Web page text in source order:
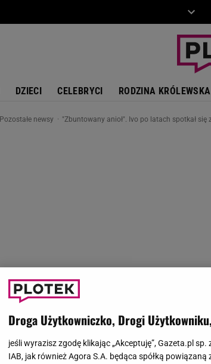
DZIECI CELEBRYCI RODZINA KRÓLEWSKA
Pozostałe newsy "Zbuntowany anioł". Ivo po latach spotkał się
Droga Użytkowniczko, Drogi Użytkowniku,
jeśli wyrazisz zgodę klikając „Akceptuję”, Gazeta.pl
IAB, jak również Agora S.A. będąca spółką